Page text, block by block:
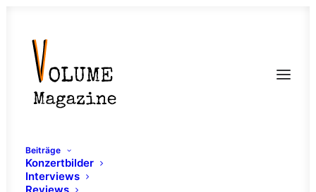
Beiträge
Konzertbilder
Interviews